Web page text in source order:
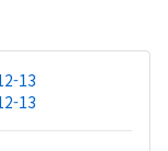
13
13